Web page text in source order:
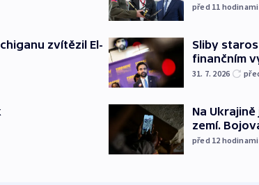
zvítězil El-
před 11 hodinami
Sliby
finančním
31. 7. 2026
Na
zemí.
před 12 hodinami